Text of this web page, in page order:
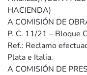
HACIENDA)
A COMISIÓN DE
P. C. 11/21 – Bloque
Ref.: Reclamo
Plata e Italia.
A COMISIÓN DE